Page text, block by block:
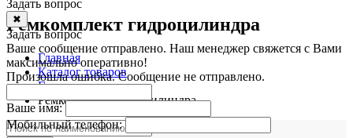
Задать вопрос
✖
Задать вопрос
Ваше сообщение отправлено. Наш менеджер свяжется с Вами
максимально оперативно!
Произошла ошибка. Сообщение не отправлено.
Ваше имя:
Мобильный телефон:
Ремкомплект гидроцилиндра
Главная
Каталог товаров
Гидравлика
Ремкомплект гидроцилиндра